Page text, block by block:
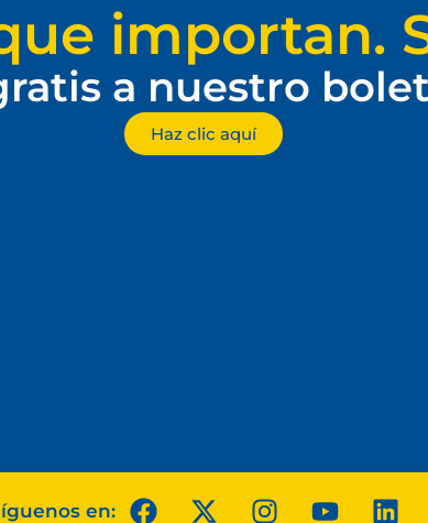
importan.
a nuestro
Haz clic aquí
en: